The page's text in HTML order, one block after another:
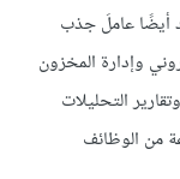
أيضًا عاملَ جذب
وإدارة المخزون
التحليلات
من الوظائف